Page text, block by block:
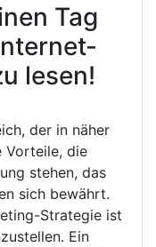
Tag
lesen!
der in näher
Vorteile, die
stehen, das
sich bewährt.
Strategie ist
Ein